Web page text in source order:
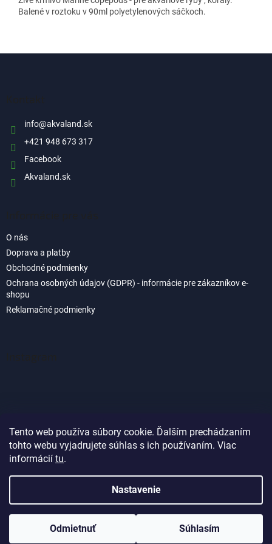
Tento web používa súbory cookie. Ďalším prechádzaním
tohto webu vyjadrujete súhlas s ich používaním. Viac
informácií tu.
Nastavenie
Odmietnuť Súhlasím
z
5
Balené v roztoku v 90ml polyetylenových sáčkoch.
info@akvaland.sk
+421 948 673 317
Facebook
Akvaland.sk
O nás
Doprava a platby
Obchodné podmienky
Ochrana osobných údajov (GDPR) - informácie pre zákazníkov e-
shopu
Reklamačné podmienky
Sledovať na Instagrame
Vytvoril Shoptet
Copyright 2026Akvaland.sk . Všetky práva vyhradené.